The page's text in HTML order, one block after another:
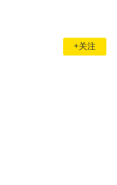
+关注